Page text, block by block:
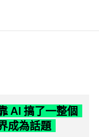
AI 搞了一整個
成為話題